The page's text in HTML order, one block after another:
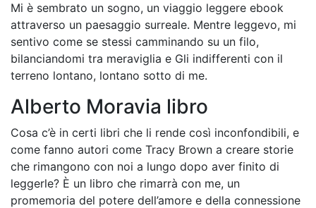
Mi è sembrato un sogno, un viaggio leggere ebook
attraverso un paesaggio surreale. Mentre leggevo, mi
sentivo come se stessi camminando su un filo,
bilanciandomi tra meraviglia e Gli indifferenti con il
terreno lontano, lontano sotto di me.
Alberto Moravia libro
Cosa c’è in certi libri che li rende così inconfondibili, e
come fanno autori come Tracy Brown a creare storie
che rimangono con noi a lungo dopo aver finito di
leggerle? È un libro che rimarrà con me, un
promemoria del potere dell’amore e della connessione